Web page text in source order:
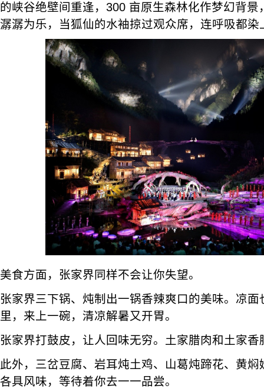
的峡谷绝壁间重逢，300 亩原生森林化作梦幻背景
潺潺为乐，当狐仙的水袖掠过观众席，连呼吸都
美食方面，张家界同样不会让你失望。
张家界三下锅、炖制出一锅香辣爽口的美味。凉
里，来上一碗，清凉解暑又开胃。
张家界打鼓皮，让人回味无穷。土家腊肉和土家香
此外，三岔豆腐、岩耳炖土鸡、山葛炖蹄花、黄
各具风味，等待着你去一一品尝。